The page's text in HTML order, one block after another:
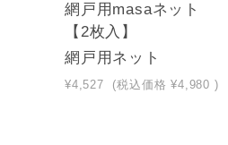
網戸用masaネット
【2枚入】
網戸用ネット
¥4,527 (税込価格 ¥4,980 )